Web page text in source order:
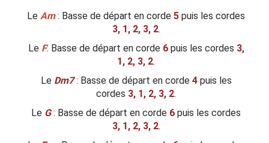
Le Am: Basse de départ en corde 5 puis les cordes
3, 1, 2, 3, 2.
Le F: Basse de départ en corde 6puis les cordes 3,
1, 2, 3, 2.
Le Dm7: Basse de départ en corde 4puis les
cordes 3, 1, 2, 3, 2.
Le G: Basse de départ en corde 6 puis les cordes
3, 1, 2, 3, 2.